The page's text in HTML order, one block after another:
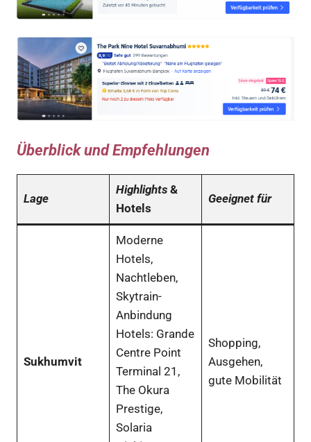
Überblick und Empfehlungen
Lage
Highlights &
Hotels
Geeignet für
Sukhumvit
Moderne
Hotels,
Nachtleben,
Skytrain-
Anbindung
Hotels: Grande
Centre Point
Terminal 21,
The Okura
Prestige,
Solaria
Shopping,
Ausgehen,
gute Mobilität